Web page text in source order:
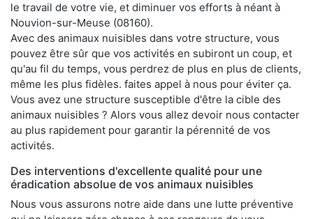
le travail de votre vie, et diminuer vos efforts à néant à
Nouvion-sur-Meuse (08160).
Avec des animaux nuisibles dans votre structure, vous
pouvez être sûr que vos activités en subiront un coup, et
qu'au fil du temps, vous perdrez de plus en plus de clients,
même les plus fidèles. faites appel à nous pour éviter ça.
Vous avez une structure susceptible d'être la cible des
animaux nuisibles ? Alors vous allez devoir nous contacter
au plus rapidement pour garantir la pérennité de vos
activités.
Des interventions d'excellente qualité pour une
éradication absolue de vos animaux nuisibles
Nous vous assurons notre aide dans une lutte préventive